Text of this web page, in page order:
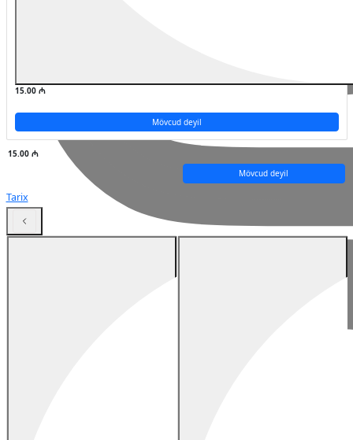
15.00 ₼
Mövcud deyil
15.00 ₼
Mövcud deyil
Tarix